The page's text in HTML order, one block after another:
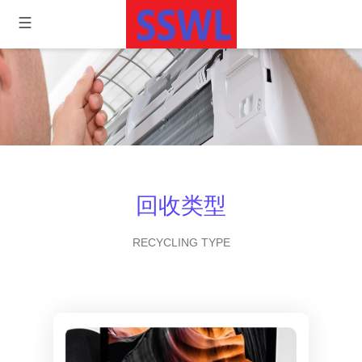
回收类型
RECYCLING TYPE